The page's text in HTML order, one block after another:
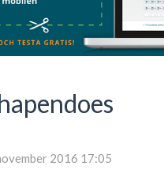
2016 17:05